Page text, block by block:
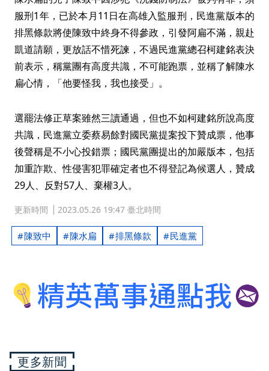
服刑1年，已於本月11日在高雄入監服刑，民進黨版本的
排黑條款將使陳致中終身不得參政，引發阿扁不滿，親赴
凱道請願，更放話不惜死諫，不過民進黨總召柯建銘表決
前表示，稱黨團有高度共識，不可能跑票，並稱了解陳水
扁心情，「他要怪我，我也接受」。
選罷法修正草案雖然三讀通過，但也不如柯建銘所說高度
共識，民進黨立委蔡易餘對國民黨提案投下贊成票，他事
後聲稱是不小心投錯票；國民黨團提出的加嚴版本，包括
加重詐欺、性侵害犯罪確定者也不得登記為候選人，贊成
29人、反對57人、棄權3人。
更新時間 2023.05.26 19:47 臺北時間
陳致中 陳水扁 排黑條款 民進黨
更多新聞